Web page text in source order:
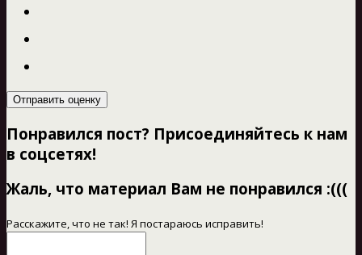
Отправить оценку
Понравился пост? Присоединяйтесь к нам
в соцсетях!
Жаль, что материал Вам не понравился :(((
Расскажите, что не так! Я постараюсь исправить!